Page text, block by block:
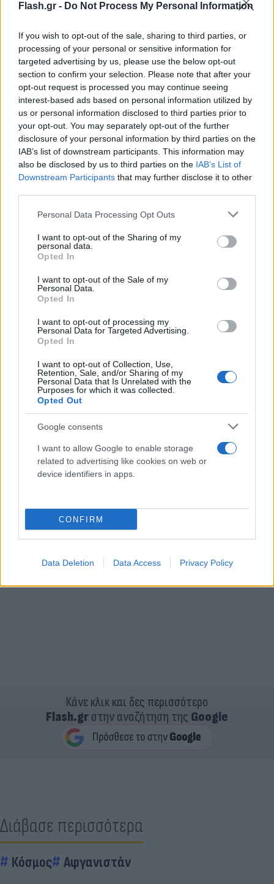
Flash.gr - Do Not Process My Personal Information
If you wish to opt-out of the sale, sharing to third parties, or
processing of your personal or sensitive information for
targeted advertising by us, please use the below opt-out
section to confirm your selection. Please note that after your
opt-out request is processed you may continue seeing
interest-based ads based on personal information utilized by
us or personal information disclosed to third parties prior to
your opt-out. You may separately opt-out of the further
disclosure of your personal information by third parties on the
IAB’s list of downstream participants. This information may
also be disclosed by us to third parties on the IAB’s List of
Downstream Participants that may further disclose it to other
Please note that this website/app uses one or more Google
not limited to your visit or usage behaviour. You may click to
grant or deny consent to Google and its third-party tags to
use your data for below specified purposes in below Google
consent section.
Personal Data Processing Opt Outs
I want to opt-out of the Sharing of my
personal data.
Opted In
I want to opt-out of the Sale of my
Personal Data.
Opted In
I want to opt-out of processing my
Personal Data for Targeted Advertising.
Opted In
I want to opt-out of Collection, Use,
Retention, Sale, and/or Sharing of my
Personal Data that Is Unrelated with the
Purposes for which it was collected.
Opted Out
Google consents
I want to allow Google to enable storage
related to advertising like cookies on web or
device identifiers in apps.
CONFIRM
Data Deletion Data Access Privacy Policy
κατηγόρησε για «εξαναγκασμό» κα ι«εκφοβισμό», η
Χάρις αγνόησε σκόπιμα τη δική της υποκρισία στην
προσπάθειά της να εξαναγκάσει και να εκφοβίσει
τις περιφερειακές χώρες να ενταχθούν στην
Ουάσινγκτον στο σχέδιό της για τον περιορισμό
της Κίνας», ανέφερε η κρατική China Daily.
Η αμερικανική διοίκηση χαρακτήρισε τον
ανταγωνισμό με την Κίνα «τη μεγαλύτερη
επισκέψεων υψηλού προφίλ από ανώτατα στελέχη
της διοίκησης, συμπεριλαμβανομένου του
υπουργού Άμυνας Λόιντ Όστιν, ο οποίος
Κάνε κλικ και δες περισσότερο
Flash.grστην αναζήτηση της Google
Διάβασε περισσότερα
Κόσμος Αφγανιστάν